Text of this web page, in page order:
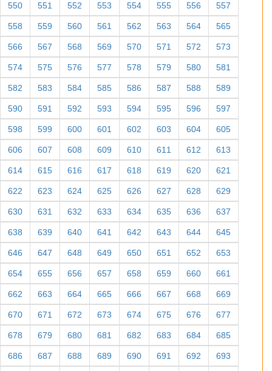
550 551 552 553 554 555 556 557
558 559 560 561 562 563 564 565
566 567 568 569 570 571 572 573
574 575 576 577 578 579 580 581
582 583 584 585 586 587 588 589
590 591 592 593 594 595 596 597
598 599 600 601 602 603 604 605
606 607 608 609 610 611 612 613
614 615 616 617 618 619 620 621
622 623 624 625 626 627 628 629
630 631 632 633 634 635 636 637
638 639 640 641 642 643 644 645
646 647 648 649 650 651 652 653
654 655 656 657 658 659 660 661
662 663 664 665 666 667 668 669
670 671 672 673 674 675 676 677
678 679 680 681 682 683 684 685
686 687 688 689 690 691 692 693